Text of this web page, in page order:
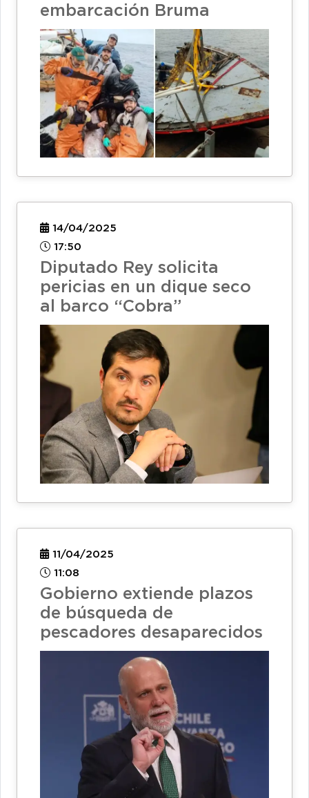
embarcación Bruma
14/04/2025
17:50
Diputado Rey solicita
pericias en un dique seco
al barco “Cobra”
11/04/2025
11:08
Gobierno extiende plazos
de búsqueda de
pescadores desaparecidos